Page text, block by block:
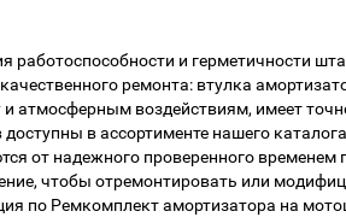
работоспособности и герметичности
ремонта: втулка
атмосферным воздействиям, имеет
доступны в ассортименте нашего
от надежного проверенного временем
чтобы отремонтировать или
по Ремкомплект амортизатора на